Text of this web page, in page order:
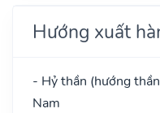
Hướng xuất
- Hỷ thần (hướng
Nam